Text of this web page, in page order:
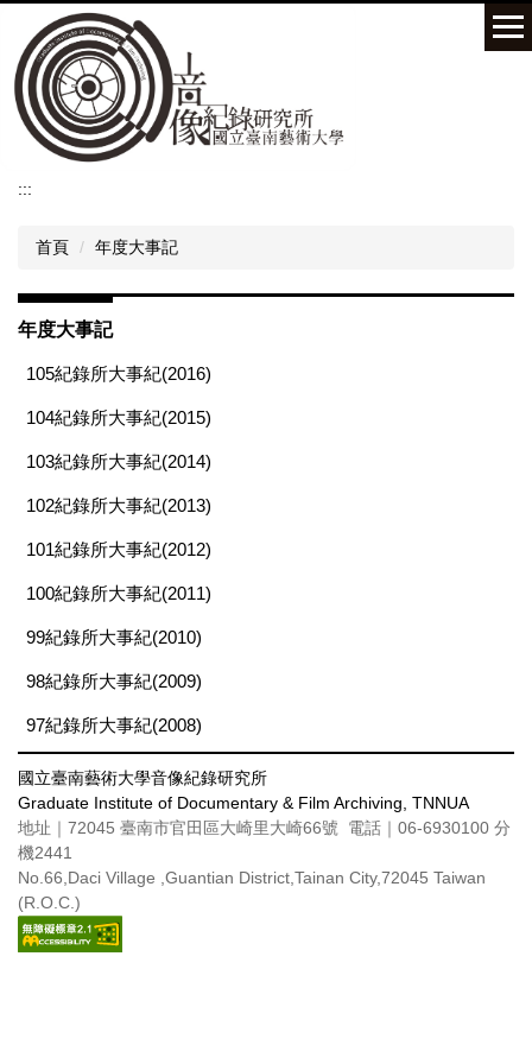
到
主
要
內
:::
首頁 年度大事記
年度大事記
105紀錄所大事紀(2016)
104紀錄所大事紀(2015)
103紀錄所大事紀(2014)
102紀錄所大事紀(2013)
101紀錄所大事紀(2012)
100紀錄所大事紀(2011)
99紀錄所大事紀(2010)
98紀錄所大事紀(2009)
97紀錄所大事紀(2008)
國立臺南藝術大學音像紀錄研究所
Graduate Institute of Documentary & Film Archiving, TNNUA
地址｜72045 臺南市官田區大崎里大崎66號 電話｜06-6930100 分
機2441
No.66,Daci Village ,Guantian District,Tainan City,72045 Taiwan
(R.O.C.)